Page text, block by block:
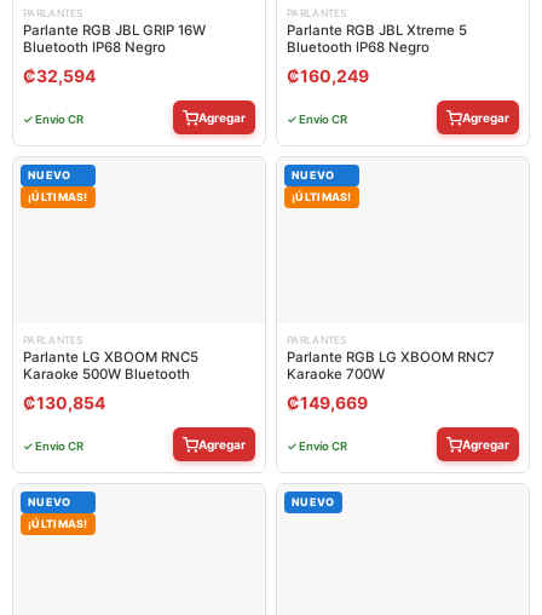
PARLANTES
Parlante RGB JBL GRIP 16W
Bluetooth IP68 Negro
₡32,594
✓ Envío CR Agregar
PARLANTES
Parlante RGB JBL Xtreme 5
Bluetooth IP68 Negro
₡160,249
✓ Envío CR Agregar
NUEVO
¡ÚLTIMAS!
PARLANTES
Parlante LG XBOOM RNC5
Karaoke 500W Bluetooth
₡130,854
✓ Envío CR Agregar
NUEVO
¡ÚLTIMAS!
PARLANTES
Parlante RGB LG XBOOM RNC7
Karaoke 700W
₡149,669
✓ Envío CR Agregar
NUEVO
¡ÚLTIMAS!
NUEVO